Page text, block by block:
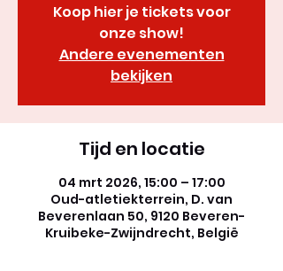
Koop hier je tickets voor
onze show!
Andere evenementen
bekijken
Tijd en locatie
04 mrt 2026, 15:00 – 17:00
Oud-atletiekterrein, D. van
Beverenlaan 50, 9120 Beveren-
Kruibeke-Zwijndrecht, België